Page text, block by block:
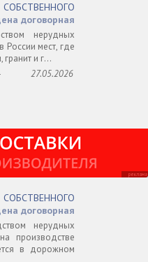
договорная
нерудных
мест, где
и г...
27.05.2026
реклама
договорная
нерудных
производстве
в дорожном